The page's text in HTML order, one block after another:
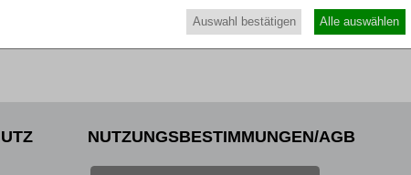
NUTZUNGSBESTIMMUNGEN/AGB
Auswahl bestätigen Alle auswählen